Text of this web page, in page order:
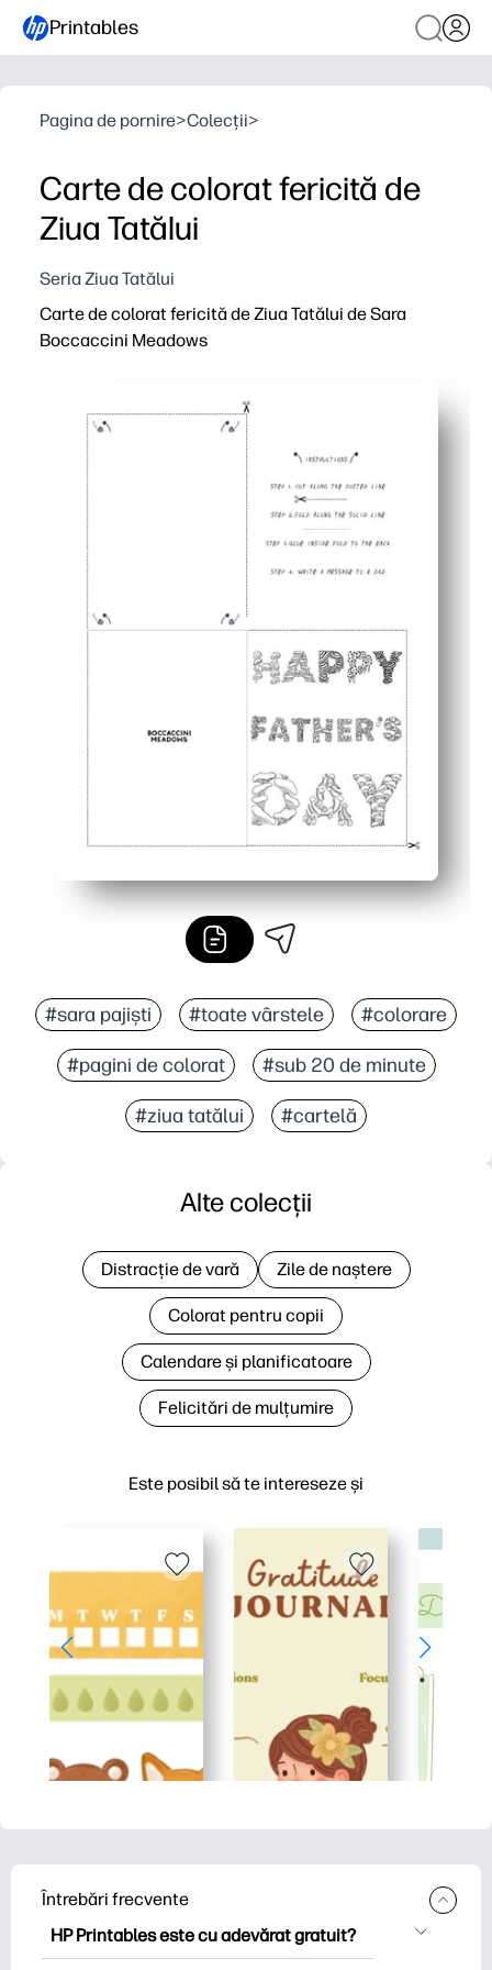
Printables
Pagina de pornire>Colecții>
Carte de colorat fericită de
Ziua Tatălui
Seria Ziua Tatălui
Carte de colorat fericită de Ziua Tatălui de Sara
Boccaccini Meadows
#sara pajiști #toate vârstele #colorare
#pagini de colorat #sub 20 de minute
#ziua tatălui #cartelă
Este posibil să te intereseze și
Alte colecții
Distracție de vară Zile de naștere
Colorat pentru copii
Calendare și planificatoare
Felicitări de mulțumire
Întrebări frecvente
HP Printables este cu adevărat gratuit?